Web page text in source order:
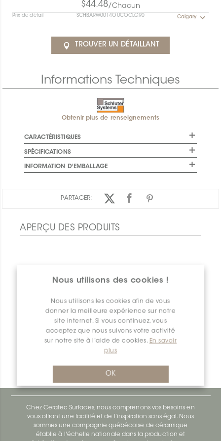
Nous utilisons des cookies !
Nous utilisons les cookies afin de vous
donner la meilleure expérience sur notre
site internet. Si vous continuez, vous
acceptez que nous suivons votre activité
sur notre site à l’aide de cookies. En savoir
plus
OK
$44.48/Chacun
Prix de détail SCHBARW0014OUCOCLGR0 Calgary
TROUVER UN DÉTAILLANT
Informations Techniques
Obtenir plus de renseignements
CARACTÉRISTIQUES
SPÉCIFICATIONS
INFORMATION D'EMBALLAGE
PARTAGER:
APERÇU DES PRODUITS
Bara-Rw E90/RW120BW
Chez Ceratec Surfaces, nous comprenons vos besoins en
vous offrant une facilité et de l’inspiration sans égal. Nous
sommes une compagnie québécoise de céramique
établie à l'échelle nationale dans la production et